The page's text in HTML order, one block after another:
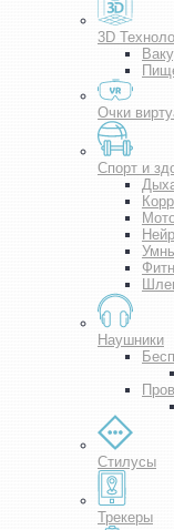
3D
Очки
Спорт и
Наушники
Стилусы
Трекеры